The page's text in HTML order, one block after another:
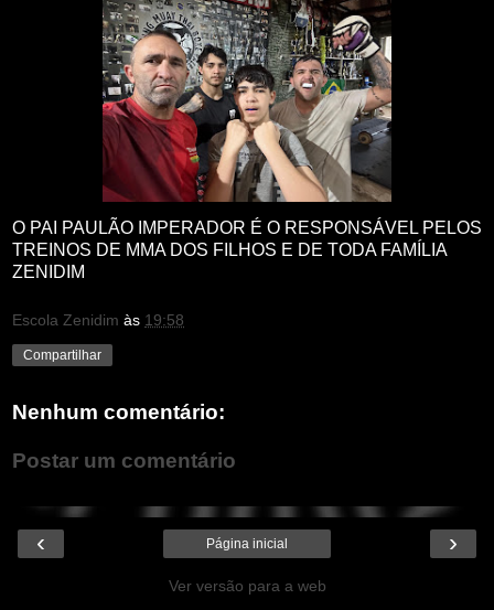
O PAI PAULÃO IMPERADOR É O RESPONSÁVEL PELOS
TREINOS DE MMA DOS FILHOS E DE TODA FAMÍLIA
ZENIDIM
Escola Zenidim às 19:58
Compartilhar
Nenhum comentário:
Postar um comentário
‹ ›
Página inicial
Ver versão para a web